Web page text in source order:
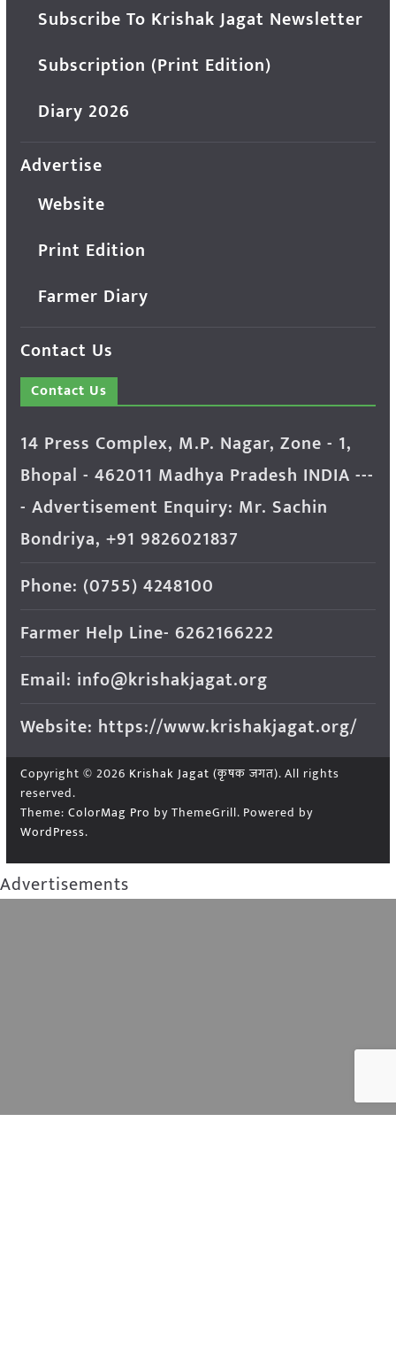
Subscribe To Krishak Jagat Newsletter
Subscription (Print Edition)
Diary 2026
Advertise
Website
Print Edition
Farmer Diary
Contact Us
Contact Us
14 Press Complex, M.P. Nagar, Zone - 1,
Bhopal - 462011 Madhya Pradesh INDIA ---
- Advertisement Enquiry: Mr. Sachin
Bondriya, +91 9826021837
Phone: (0755) 4248100
Farmer Help Line- 6262166222
Email: info@krishakjagat.org
Website: https://www.krishakjagat.org/
Copyright © 2026 Krishak Jagat (कृषक जगत). All rights
reserved.
Theme: ColorMag Pro by ThemeGrill. Powered by
WordPress.
Advertisements